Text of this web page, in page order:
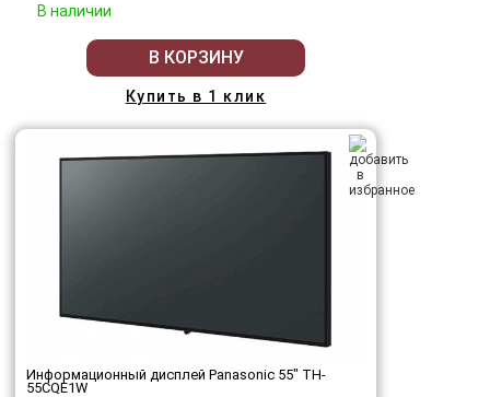
В наличии
В КОРЗИНУ
Купить в 1 клик
Информационный дисплей Panasonic 55" TH-
55CQE1W